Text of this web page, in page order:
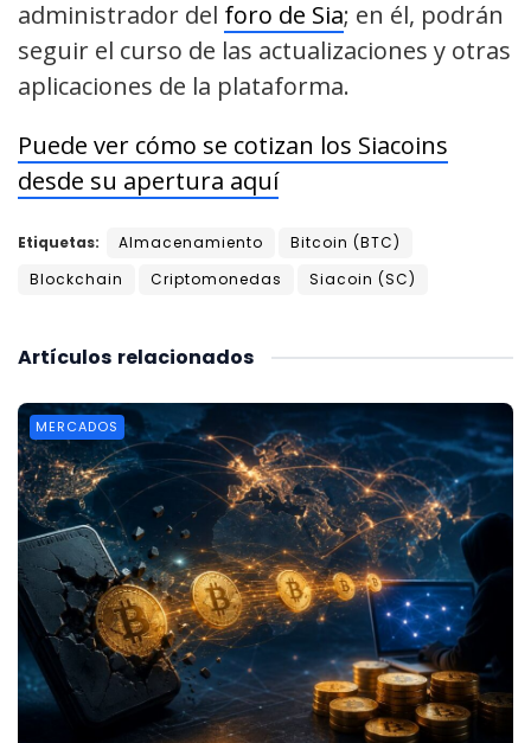
administrador del foro de Sia; en él, podrán
seguir el curso de las actualizaciones y otras
aplicaciones de la plataforma.
Puede ver cómo se cotizan los Siacoins
desde su apertura aquí
Etiquetas: Almacenamiento
Bitcoin (BTC)
Blockchain
Criptomonedas Siacoin (SC)
relacionados
Artículos
MERCADOS